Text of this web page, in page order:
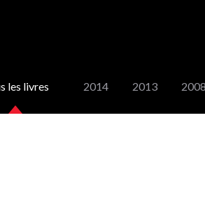
les livres 2014 2013 2008